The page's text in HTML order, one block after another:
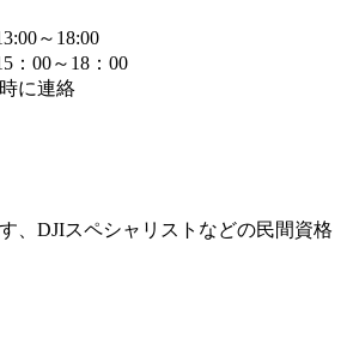
～18:00
：00～18：00
に連絡
、DJIスペシャリストなどの民間資格